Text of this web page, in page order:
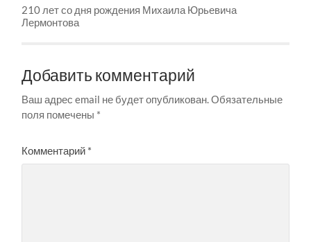
210 лет со дня рождения Михаила Юрьевича
Лермонтова
Добавить комментарий
Ваш адрес email не будет опубликован.Обязательные
поля помечены *
Комментарий *